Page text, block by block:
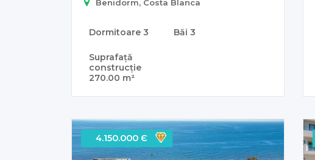
Benidorm, Costa Blanca
Dormitoare 3 Băi 3
Suprafață
construcție
270.00 m²
4.150.000 Є